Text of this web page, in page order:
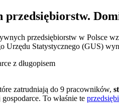
przedsiębiorstw.
przedsiębiorstw w Polsce
Urzędu Statystycznego (GUS)
zatrudniają do 9 pracowników,
To właśnie te